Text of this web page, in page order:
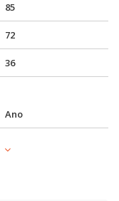
85
72
36
Ano